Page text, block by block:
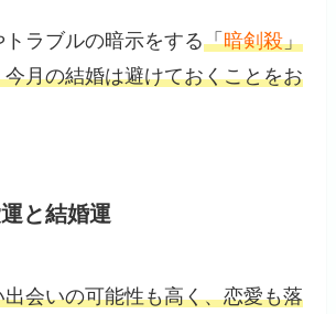
ラブルの暗示をする「暗剣殺」
月の結婚は避けておくことをお
と結婚運
出会いの可能性も高く、恋愛も落